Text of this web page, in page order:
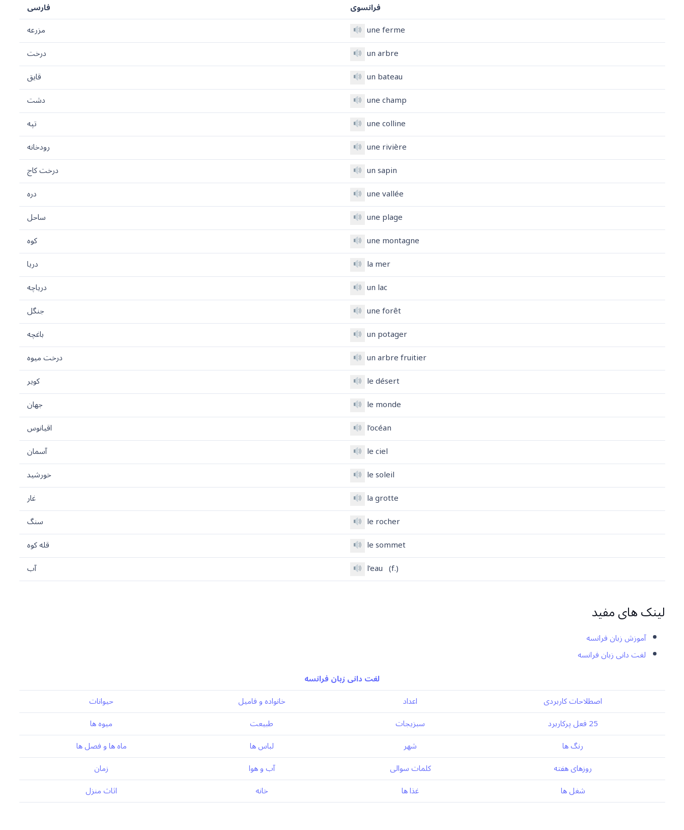
فرانسوی
فارسی
une ferme
مزرعه
un arbre
درخت
un bateau
قایق
une champ
دشت
une colline
تپه
une rivière
رودخانه
un sapin
درخت کاج
une vallée
دره
une plage
ساحل
une montagne
کوه
la mer
دریا
un lac
دریاچه
une forêt
جنگل
un potager
باغچه
un arbre fruitier
درخت میوه
le désert
کویر
le monde
جهان
l’océan
اقیانوس
le ciel
آسمان
le soleil
خورشید
la grotte
غار
le rocher
سنگ
le sommet
قله کوه
l’eau (f.)
آب
لینک های مفید
آموزش زبان فرانسه
لغت دانی زبان فرانسه
لغت دانی زبان فرانسه
اصطلاحات کاربردی
اعداد خانواده و فامیل
حیوانات
25 فعل پرکاربرد
سبزیجات طبیعت
میوه ها
رنگ ها
شهر لباس ها
ماه ها و فصل ها
روزهای هفته
کلمات سوالی آب و هوا
زمان
شغل ها
غذا ها خانه اثاث منزل